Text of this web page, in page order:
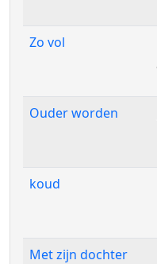
Zo vol
Ouder worden
koud
Met zijn dochter